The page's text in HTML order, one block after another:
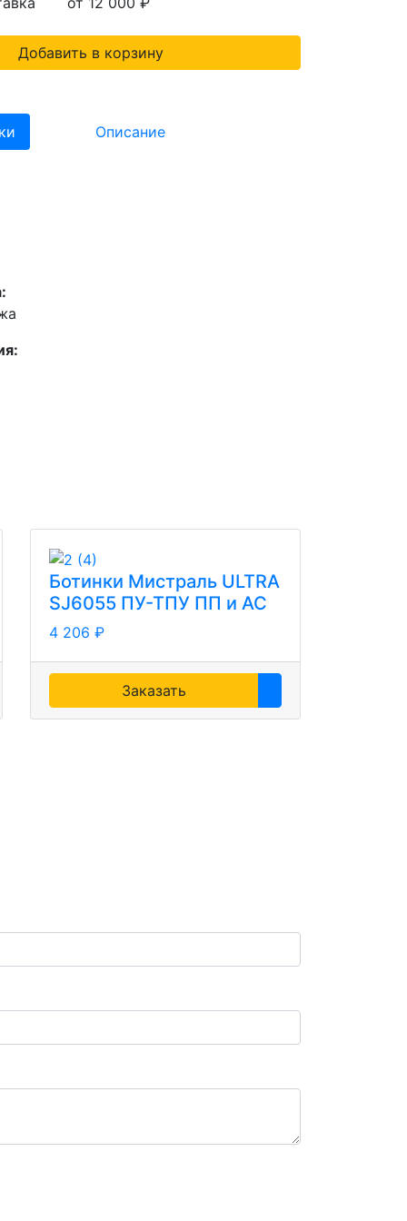
Добавить в корзину
Описание
Ботинки Мистраль ULTRA
SJ6055 ПУ-ТПУ ПП и АС
4 206 ₽
Заказать